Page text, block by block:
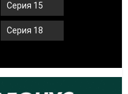
Серия 15
Серия 18